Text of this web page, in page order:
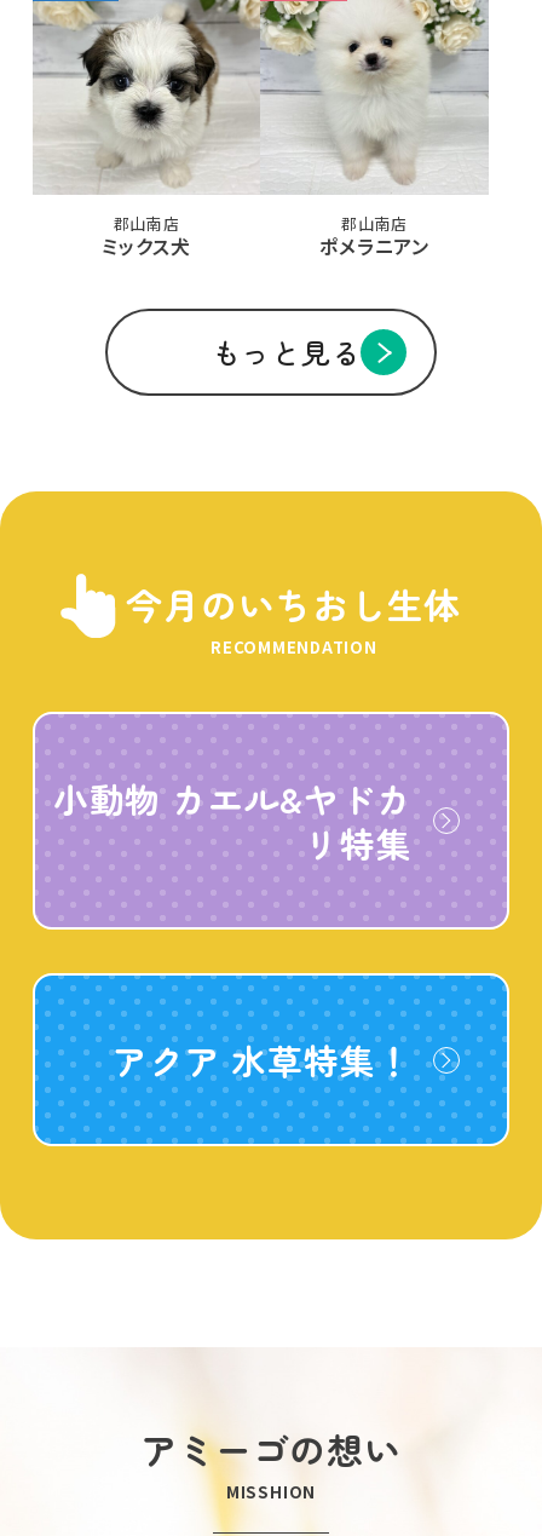
郡山南店
ミックス犬
郡山南店
ポメラニアン
もっと見る
今月のいちおし生体
RECOMMENDATION
小動物 カエル&ヤドカ
リ特集
アクア 水草特集！
アミーゴの想い
MISSHION